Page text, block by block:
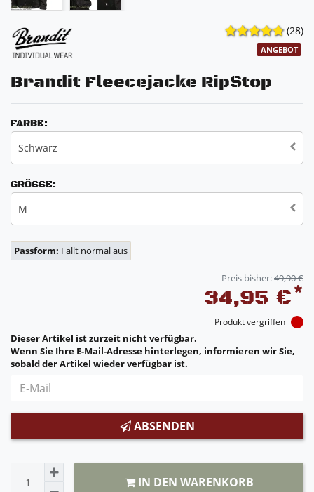
(28)
ANGEBOT
Brandit Fleecejacke RipStop
FARBE:
Schwarz
GRÖSSE:
M
Passform: Fällt normal aus
Preis bisher:49,90 €
34,95 €*
Produkt vergriffen
Dieser Artikel ist zurzeit nicht verfügbar.
Wenn Sie Ihre E-Mail-Adresse hinterlegen, informieren wir Sie,
sobald der Artikel wieder verfügbar ist.
ABSENDEN
IN DEN WARENKORB